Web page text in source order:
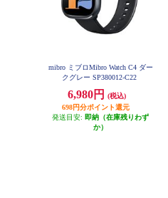
mibro ミブロMibro Watch C4 ダー
クグレー SP380012-C22
6,980円
(税込)
698円分ポイント還元
発送目安: 即納（在庫残りわず
か）